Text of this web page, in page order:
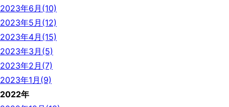
2023年6月(10)
2023年5月(12)
2023年4月(15)
2023年3月(5)
2023年2月(7)
2023年1月(9)
2022年